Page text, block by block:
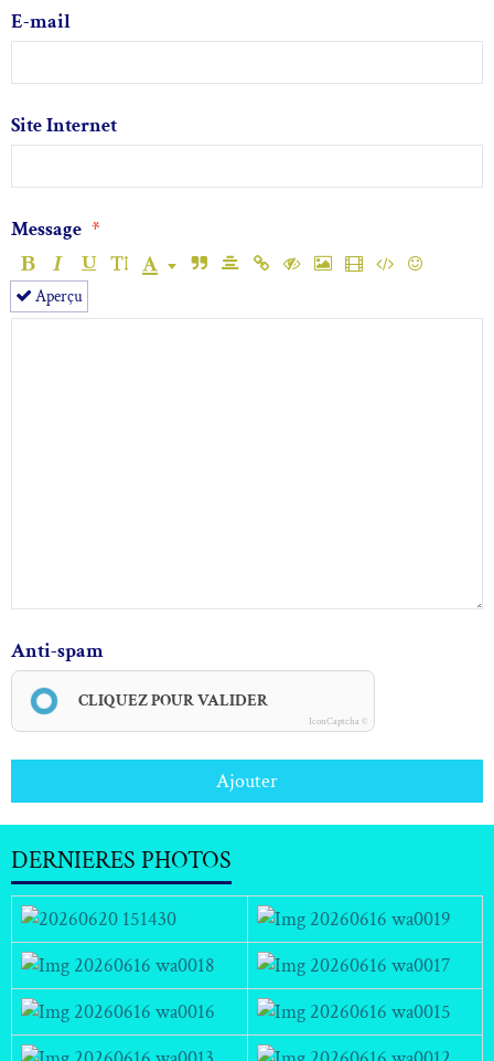
E-mail
Site Internet
Message
Aperçu
Anti-spam
CLIQUEZ POUR VALIDER
IconCaptcha ©
Ajouter
DERNIERES PHOTOS